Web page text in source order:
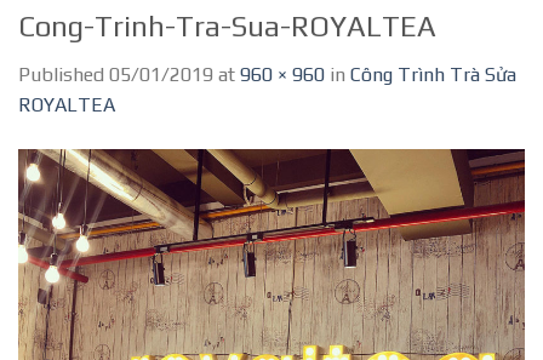
Cong-Trinh-Tra-Sua-ROYALTEA
Published 05/01/2019 at 960 × 960 in Công Trình Trà Sửa
ROYALTEA